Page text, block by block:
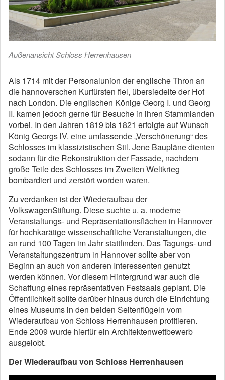
Außenansicht Schloss Herrenhausen
Als 1714 mit der Personalunion der englische Thron an
die hannoverschen Kurfürsten fiel, übersiedelte der Hof
nach London. Die englischen Könige Georg I. und Georg
II. kamen jedoch gerne für Besuche in ihren Stammlanden
vorbei. In den Jahren 1819 bis 1821 erfolgte auf Wunsch
König Georgs lV. eine umfassende „Verschönerung“ des
Schlosses im klassizistischen Stil. Jene Baupläne dienten
sodann für die Rekonstruktion der Fassade, nachdem
große Teile des Schlosses im Zweiten Weltkrieg
bombardiert und zerstört worden waren.
Zu verdanken ist der Wiederaufbau der
VolkswagenStiftung. Diese suchte u. a. moderne
Veranstaltungs- und Repräsentationsflächen in Hannover
für hochkarätige wissenschaftliche Veranstaltungen, die
an rund 100 Tagen im Jahr stattfinden. Das Tagungs- und
Veranstaltungszentrum in Hannover sollte aber von
Beginn an auch von anderen Interessenten genutzt
werden können. Vor diesem Hintergrund war auch die
Schaffung eines repräsentativen Festsaals geplant. Die
Öffentlichkeit sollte darüber hinaus durch die Einrichtung
eines Museums in den beiden Seitenflügeln vom
Wiederaufbau von Schloss Herrenhausen profitieren.
Ende 2009 wurde hierfür ein Architektenwettbewerb
ausgelobt.
Der Wiederaufbau von Schloss Herrenhausen